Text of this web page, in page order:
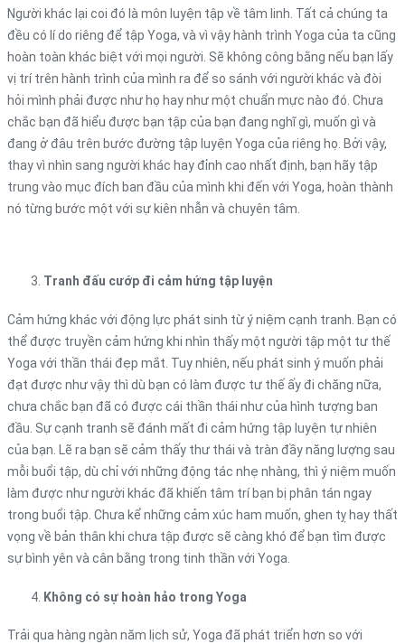
Người khác lại coi đó là môn luyện tập về tâm linh. Tất cả chúng ta
đều có lí do riêng để tập Yoga, và vì vậy hành trình Yoga của ta cũng
hoàn toàn khác biệt với mọi người. Sẽ không công bằng nếu bạn lấy
vị trí trên hành trình của mình ra để so sánh với người khác và đòi
hỏi mình phải được như họ hay như một chuẩn mực nào đó. Chưa
chắc bạn đã hiểu được bạn tập của bạn đang nghĩ gì, muốn gì và
đang ở đâu trên bước đường tập luyện Yoga của riêng họ. Bởi vậy,
thay vì nhìn sang người khác hay đỉnh cao nhất định, bạn hãy tập
trung vào mục đích ban đầu của mình khi đến với Yoga, hoàn thành
nó từng bước một với sự kiên nhẫn và chuyên tâm.
Tranh đấu cướp đi cảm hứng tập luyện
Cảm hứng khác với động lực phát sinh từ ý niệm cạnh tranh. Bạn có
thể được truyền cảm hứng khi nhìn thấy một người tập một tư thế
Yoga với thần thái đẹp mắt. Tuy nhiên, nếu phát sinh ý muốn phải
đạt được như vậy thì dù bạn có làm được tư thế ấy đi chăng nữa,
chưa chắc bạn đã có được cái thần thái như của hình tượng ban
đầu. Sự cạnh tranh sẽ đánh mất đi cảm hứng tập luyện tự nhiên
của bạn. Lẽ ra bạn sẽ cảm thấy thư thái và tràn đầy năng lượng sau
mỗi buổi tập, dù chỉ với những động tác nhẹ nhàng, thì ý niệm muốn
làm được như người khác đã khiến tâm trí bạn bị phân tán ngay
trong buổi tập. Chưa kể những cảm xúc ham muốn, ghen tỵ hay thất
vọng về bản thân khi chưa tập được sẽ càng khó để bạn tìm được
sự bình yên và cân bằng trong tinh thần với Yoga.
Không có sự hoàn hảo trong Yoga
Trải qua hàng ngàn năm lịch sử, Yoga đã phát triển hơn so với